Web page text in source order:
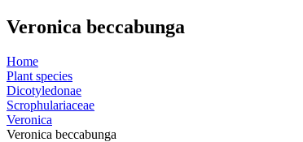
Veronica beccabunga
Home
Plant species
Dicotyledonae
Scrophulariaceae
Veronica
Veronica beccabunga